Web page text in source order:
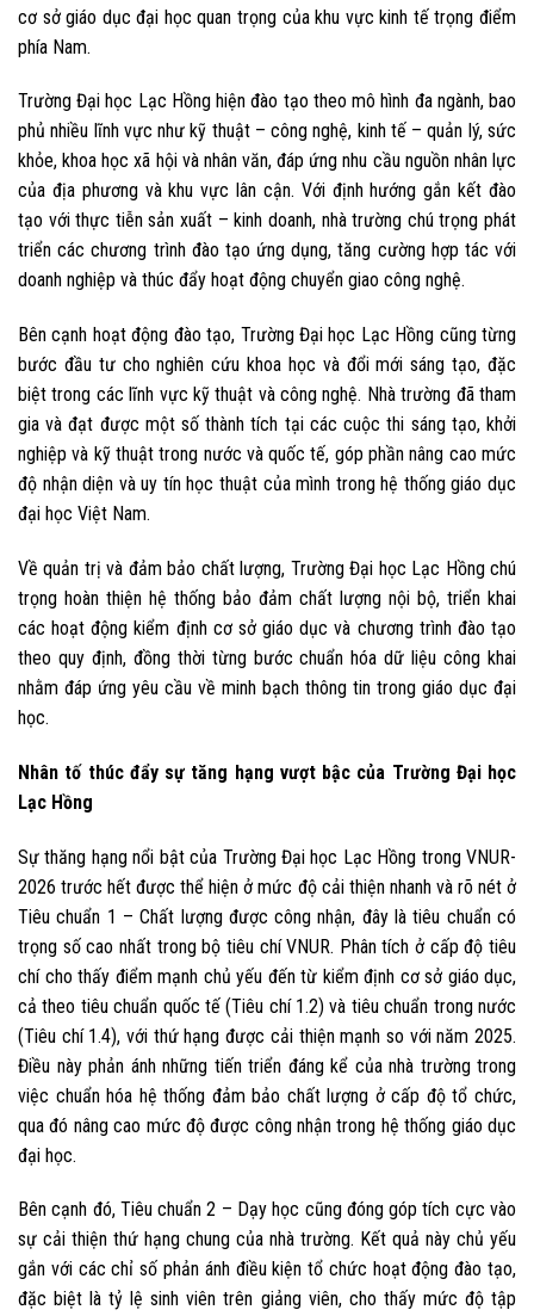
cơ sở giáo dục đại học quan trọng của khu vực kinh tế trọng điểm
phía Nam.
Trường Đại học Lạc Hồng hiện đào tạo theo mô hình đa ngành, bao
phủ nhiều lĩnh vực như kỹ thuật – công nghệ, kinh tế – quản lý, sức
khỏe, khoa học xã hội và nhân văn, đáp ứng nhu cầu nguồn nhân lực
của địa phương và khu vực lân cận. Với định hướng gắn kết đào
tạo với thực tiễn sản xuất – kinh doanh, nhà trường chú trọng phát
triển các chương trình đào tạo ứng dụng, tăng cường hợp tác với
doanh nghiệp và thúc đẩy hoạt động chuyển giao công nghệ.
Bên cạnh hoạt động đào tạo, Trường Đại học Lạc Hồng cũng từng
bước đầu tư cho nghiên cứu khoa học và đổi mới sáng tạo, đặc
biệt trong các lĩnh vực kỹ thuật và công nghệ. Nhà trường đã tham
gia và đạt được một số thành tích tại các cuộc thi sáng tạo, khởi
nghiệp và kỹ thuật trong nước và quốc tế, góp phần nâng cao mức
độ nhận diện và uy tín học thuật của mình trong hệ thống giáo dục
đại học Việt Nam.
Về quản trị và đảm bảo chất lượng, Trường Đại học Lạc Hồng chú
trọng hoàn thiện hệ thống bảo đảm chất lượng nội bộ, triển khai
các hoạt động kiểm định cơ sở giáo dục và chương trình đào tạo
theo quy định, đồng thời từng bước chuẩn hóa dữ liệu công khai
nhằm đáp ứng yêu cầu về minh bạch thông tin trong giáo dục đại
học.
Nhân tố thúc đẩysự tăng hạng vượt bậc của Trường Đại học
Lạc Hồng
Sự thăng hạng nổi bật của Trường Đại học Lạc Hồng trong VNUR-
2026 trước hết được thể hiện ở mức độ cải thiện nhanh và rõ nét ở
Tiêu chuẩn 1 – Chất lượng được công nhận, đây là tiêu chuẩn có
trọng số cao nhất trong bộ tiêu chí VNUR. Phân tích ở cấp độ tiêu
chí cho thấy điểm mạnh chủ yếu đến từ kiểm định cơ sở giáo dục,
cả theo tiêu chuẩn quốc tế (Tiêu chí 1.2) và tiêu chuẩn trong nước
(Tiêu chí 1.4), với thứ hạng được cải thiện mạnh so với năm 2025.
Điều này phản ánh những tiến triển đáng kể của nhà trường trong
việc chuẩn hóa hệ thống đảm bảo chất lượng ở cấp độ tổ chức,
qua đó nâng cao mức độ được công nhận trong hệ thống giáo dục
đại học.
Bên cạnh đó, Tiêu chuẩn 2 – Dạy học cũng đóng góp tích cực vào
sự cải thiện thứ hạng chung của nhà trường. Kết quả này chủ yếu
gắn với các chỉ số phản ánh điều kiện tổ chức hoạt động đào tạo,
đặc biệt là tỷ lệ sinh viên trên giảng viên, cho thấy mức độ tập